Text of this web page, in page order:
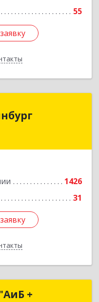
55
1426
31
Екатеринбург г, 8
+
"АиБ +